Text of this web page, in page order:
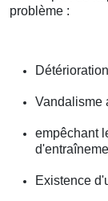
problème :
Vandalisme
empêchant
Existence